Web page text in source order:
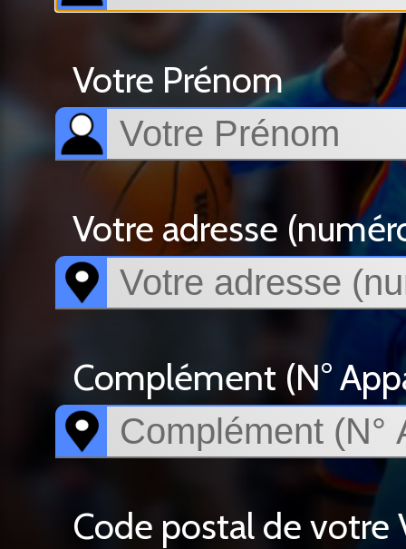
Votre Prénom
Votre adresse
Complément (N°
Code postal de votre